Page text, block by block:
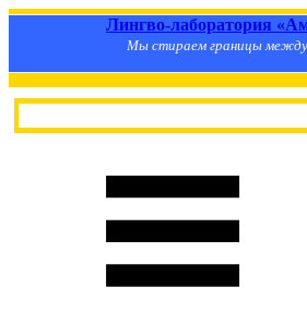
Лингво-лаборатория
Мы стираем границы